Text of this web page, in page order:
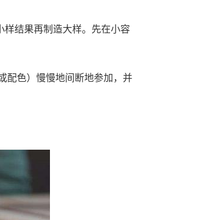
样结果再制造大样。先在小容
配色）慢慢地间断地参加，并